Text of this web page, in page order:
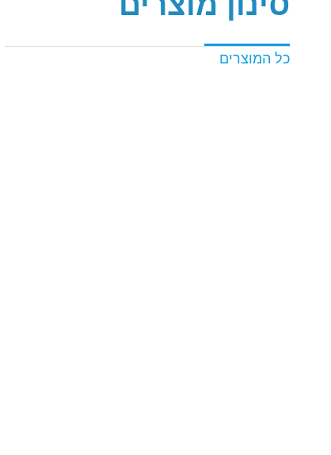
כל המוצרים